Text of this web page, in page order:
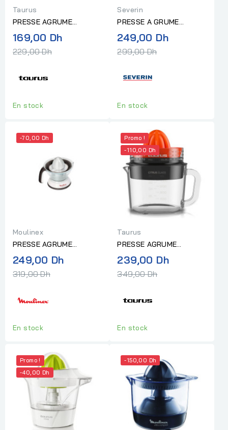
Taurus
PRESSE AGRUME
TAURUS 1L TC-8
169,00 DhPrix
229,00 Dh
En stock
Severin
PRESSE A GRUME
SEVERIN 40 W 1 L
249,00 DhPrix
299,00 Dh
En stock
-70,00 Dh
Moulinex
PRESSE AGRUME
MOULINEX 0.6L BLANC
249,00 DhPrix
319,00 Dh
En stock
Promo !
-110,00 Dh
Taurus
PRESSE AGRUME
TAURUS CITRUS GLASS
239,00 DhPrix
349,00 Dh
En stock
Promo !
-40,00 Dh
-150,00 Dh